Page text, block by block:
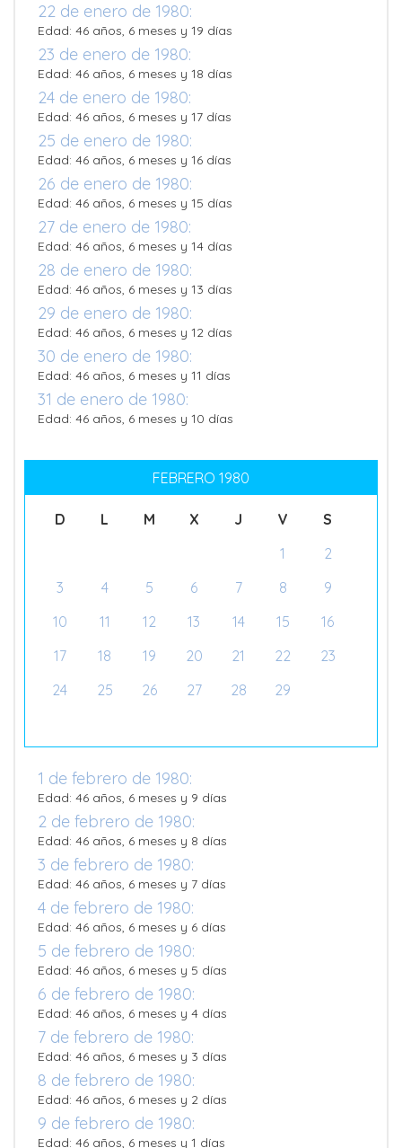
22 de enero de 1980:
Edad: 46 años, 6 meses y 19 días
23 de enero de 1980:
Edad: 46 años, 6 meses y 18 días
24 de enero de 1980:
Edad: 46 años, 6 meses y 17 días
25 de enero de 1980:
Edad: 46 años, 6 meses y 16 días
26 de enero de 1980:
Edad: 46 años, 6 meses y 15 días
27 de enero de 1980:
Edad: 46 años, 6 meses y 14 días
28 de enero de 1980:
Edad: 46 años, 6 meses y 13 días
29 de enero de 1980:
Edad: 46 años, 6 meses y 12 días
30 de enero de 1980:
Edad: 46 años, 6 meses y 11 días
31 de enero de 1980:
Edad: 46 años, 6 meses y 10 días
FEBRERO 1980
D L M X J V
S
1
2
3
4 5 6 7 8
9
10
11 12 13 14 15
16
17
18 19 20 21 22
23
24
25 26 27 28 29
1 de febrero de 1980:
Edad: 46 años, 6 meses y 9 días
2 de febrero de 1980:
Edad: 46 años, 6 meses y 8 días
3 de febrero de 1980:
Edad: 46 años, 6 meses y 7 días
4 de febrero de 1980:
Edad: 46 años, 6 meses y 6 días
5 de febrero de 1980:
Edad: 46 años, 6 meses y 5 días
6 de febrero de 1980:
Edad: 46 años, 6 meses y 4 días
7 de febrero de 1980:
Edad: 46 años, 6 meses y 3 días
8 de febrero de 1980:
Edad: 46 años, 6 meses y 2 días
9 de febrero de 1980:
Edad: 46 años, 6 meses y 1 días